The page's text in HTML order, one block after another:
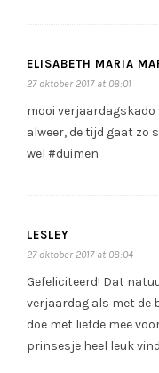
ELISABETH MARIA
27 oktober 2017 at 08:01
mooi
alweer, de tijd gaat zo
wel #duimen
LESLEY
27 oktober 2017 at 08:04
Gefeliciteerd! Dat
verjaardag als met de
doe met liefde mee
prinsesje heel leuk